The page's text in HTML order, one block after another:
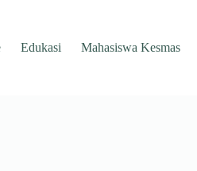
Edukasi Mahasiswa Kesmas